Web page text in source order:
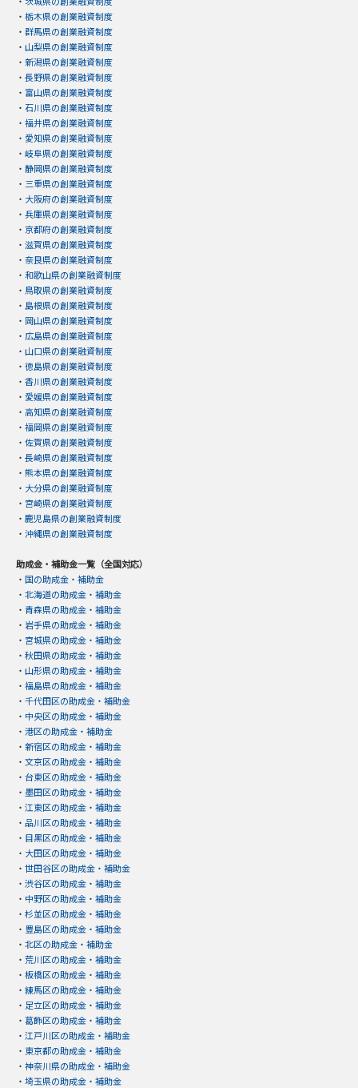
・ 栃木県の創業融資制度
・ 群馬県の創業融資制度
・ 山梨県の創業融資制度
・ 新潟県の創業融資制度
・ 長野県の創業融資制度
・ 富山県の創業融資制度
・ 石川県の創業融資制度
・ 福井県の創業融資制度
・ 愛知県の創業融資制度
・ 岐阜県の創業融資制度
・ 静岡県の創業融資制度
・ 三重県の創業融資制度
・ 大阪府の創業融資制度
・ 兵庫県の創業融資制度
・ 京都府の創業融資制度
・ 滋賀県の創業融資制度
・ 奈良県の創業融資制度
・ 和歌山県の創業融資制度
・ 鳥取県の創業融資制度
・ 島根県の創業融資制度
・ 岡山県の創業融資制度
・ 広島県の創業融資制度
・ 山口県の創業融資制度
・ 徳島県の創業融資制度
・ 香川県の創業融資制度
・ 愛媛県の創業融資制度
・ 高知県の創業融資制度
・ 福岡県の創業融資制度
・ 佐賀県の創業融資制度
・ 長崎県の創業融資制度
・ 熊本県の創業融資制度
・ 大分県の創業融資制度
・ 宮崎県の創業融資制度
・ 鹿児島県の創業融資制度
・ 沖縄県の創業融資制度
助成金・補助金一覧（全国対応）
・ 国の助成金・補助金
・ 北海道の助成金・補助金
・ 青森県の助成金・補助金
・ 岩手県の助成金・補助金
・ 宮城県の助成金・補助金
・ 秋田県の助成金・補助金
・ 山形県の助成金・補助金
・ 福島県の助成金・補助金
・ 千代田区の助成金・補助金
・ 中央区の助成金・補助金
・ 港区の助成金・補助金
・ 新宿区の助成金・補助金
・ 文京区の助成金・補助金
・ 台東区の助成金・補助金
・ 墨田区の助成金・補助金
・ 江東区の助成金・補助金
・ 品川区の助成金・補助金
・ 目黒区の助成金・補助金
・ 大田区の助成金・補助金
・ 世田谷区の助成金・補助金
・ 渋谷区の助成金・補助金
・ 中野区の助成金・補助金
・ 杉並区の助成金・補助金
・ 豊島区の助成金・補助金
・ 北区の助成金・補助金
・ 荒川区の助成金・補助金
・ 板橋区の助成金・補助金
・ 練馬区の助成金・補助金
・ 足立区の助成金・補助金
・ 葛飾区の助成金・補助金
・ 江戸川区の助成金・補助金
・ 東京都の助成金・補助金
・ 神奈川県の助成金・補助金
・ 埼玉県の助成金・補助金